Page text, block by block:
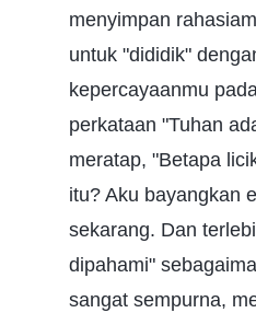
menyimpan
untuk "dididik"
kepercayaanmu
perkataan "Tuhan
meratap, "Betapa
itu? Aku bayangkan
sekarang. Dan
dipahami"
sangat sempurna,